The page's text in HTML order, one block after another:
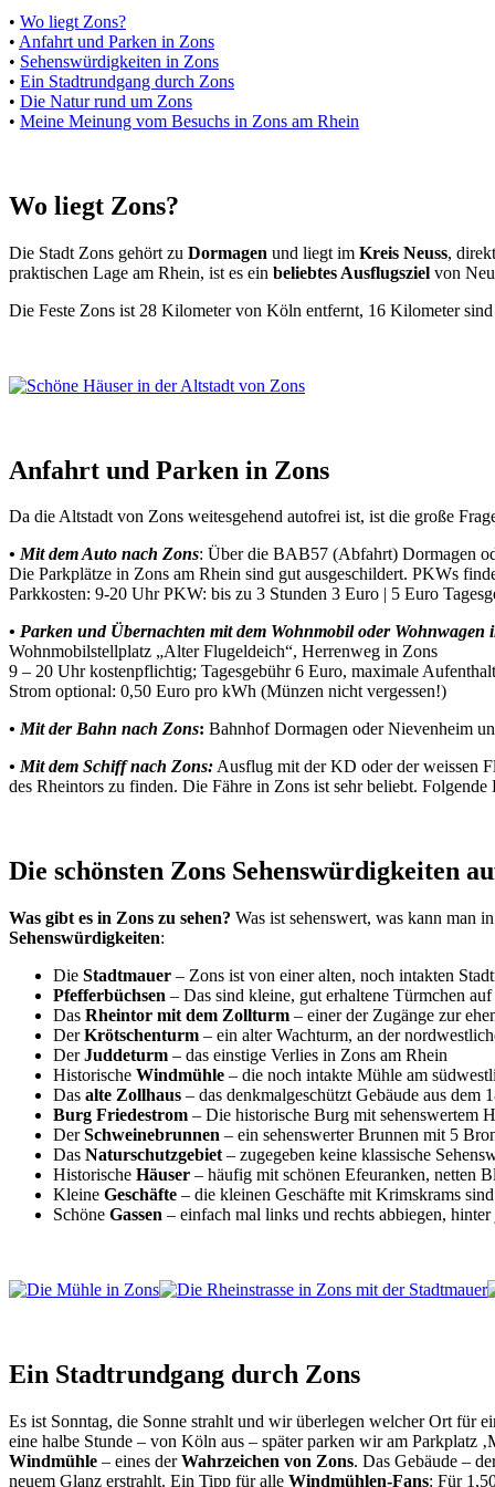
• Wo liegt Zons?
• Anfahrt und Parken in Zons
• Sehenswürdigkeiten in Zons
• Ein Stadtrundgang durch Zons
• Die Natur rund um Zons
• Meine Meinung vom Besuchs in Zons am Rhein
Wo liegt Zons?
Die Stadt Zons gehört zu Dormagen und liegt im Kreis Neuss,
praktischen Lage am Rhein, ist es ein beliebtes Ausflugsziel von
Die Feste Zons ist 28 Kilometer von Köln entfernt, 16 Kilometer
Anfahrt und Parken in Zons
Da die Altstadt von Zons weitesgehend autofrei ist, ist die große
• Mit dem Auto nach Zons: Über die BAB57 (Abfahrt) Dormagen
Die Parkplätze in Zons am Rhein sind gut ausgeschildert. PKWs
Parkkosten: 9-20 Uhr PKW: bis zu 3 Stunden 3 Euro | 5 Euro
• Parken und Übernachten mit dem Wohnmobil oder Wohnwagen
Wohnmobilstellplatz „Alter Flugeldeich“, Herrenweg in Zons
9 – 20 Uhr kostenpflichtig; Tagesgebühr 6 Euro, maximale
Strom optional: 0,50 Euro pro kWh (Münzen nicht vergessen!)
• Mit der Bahn nach Zons: Bahnhof Dormagen oder Nievenheim
• Mit dem Schiff nach Zons:Ausflug mit der KD oder der weissen
des Rheintors zu finden. Die Fähre in Zons ist sehr beliebt.
Die schönsten Zons Sehenswürdigkeiten
Was gibt es in Zons zu sehen? Was ist sehenswert, was kann man
Sehenswürdigkeiten:
Die Stadtmauer – Zons ist von einer alten, noch intakten
Pfefferbüchsen – Das sind kleine, gut erhaltene Türmchen
Das Rheintor mit dem Zollturm – einer der Zugänge zur
DerKrötschenturm – ein alter Wachturm, an der
DerJuddeturm – das einstige Verlies in Zons am Rhein
Historische Windmühle – die noch intakte Mühle am
Das alte Zollhaus – das denkmalgeschützt Gebäude aus dem
Burg Friedestrom – Die historische Burg mit sehenswertem
DerSchweinebrunnen – ein sehenswerter Brunnen mit 5
Das Naturschutzgebiet – zugegeben keine klassische
Historische Häuser – häufig mit schönen Efeuranken, netten
Kleine Geschäfte – die kleinen Geschäfte mit Krimskrams
Schöne Gassen – einfach mal links und rechts abbiegen,
Ein Stadtrundgang durch Zons
Es ist Sonntag, die Sonne strahlt und wir überlegen welcher Ort für
eine halbe Stunde – von Köln aus – später parken wir am Parkplatz
Windmühle – eines derWahrzeichen von Zons. Das Gebäude –
neuem Glanz erstrahlt. Ein Tipp für alle Windmühlen-Fans: Für